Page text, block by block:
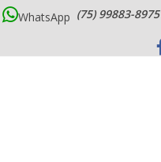
WhatsApp (75) 99883-8975